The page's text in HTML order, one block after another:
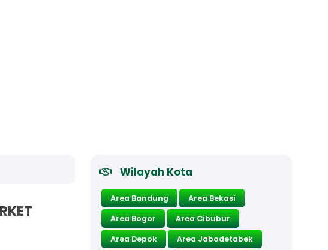
Wilayah Kota
Area Bandung
Area Bekasi
Area Bogor
Area Cibubur
Area Depok
Area Jabodetabek